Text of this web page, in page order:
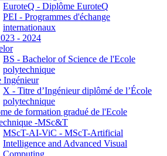
EuroteQ - Diplôme EuroteQ
PEI - Programmes d'échange
internationaux
- 2024
BS - Bachelor of Science de l'Ecole
polytechnique
Ingénieur
X - Titre d’Ingénieur diplômé de l’École
polytechnique
de formation gradué de l'Ecole
-MSc&T
MScT-AI-ViC - MScT-Artificial
Intelligence and Advanced Visual
Computing